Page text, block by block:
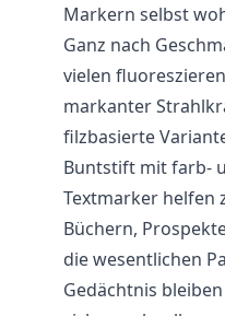
Markern selbst
Ganz nach
vielen
markanter
filzbasierte
Buntstift mit farb-
Textmarker helfen
Büchern,
die wesentlichen
Gedächtnis